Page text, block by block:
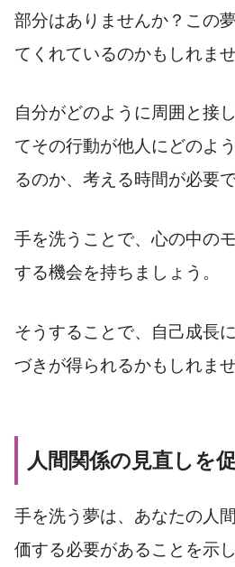
部分はありませんか？この
てくれているのかもしれませ
自分がどのように周囲と接
てその行動が他人にどのよ
るのか、考える時間が必要で
手を洗うことで、心の中の
する機会を持ちましょう。
そうすることで、自己成長
づきが得られるかもしれませ
人間関係の見直しを
手を洗う夢は、あなたの人
価する必要があることを示